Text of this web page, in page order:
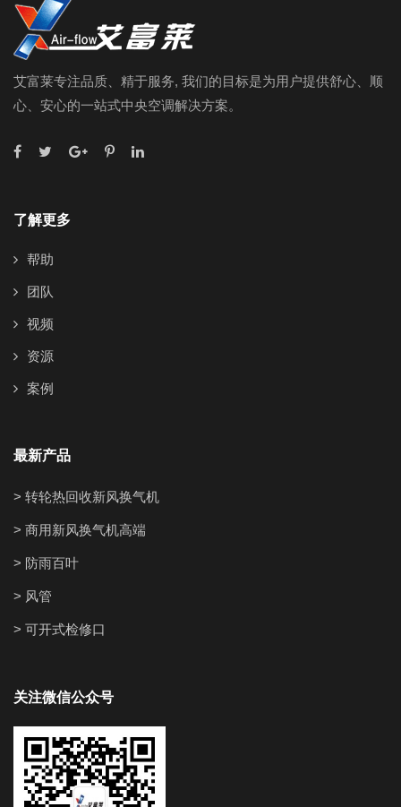
艾富莱专注品质、精于服务, 我们的目标是为用户提供舒心、顺
心、安心的一站式中央空调解决方案。
了解更多
帮助
团队
视频
资源
案例
最新产品
> 转轮热回收新风换气机
> 商用新风换气机高端
> 防雨百叶
> 风管
> 可开式检修口
关注微信公众号